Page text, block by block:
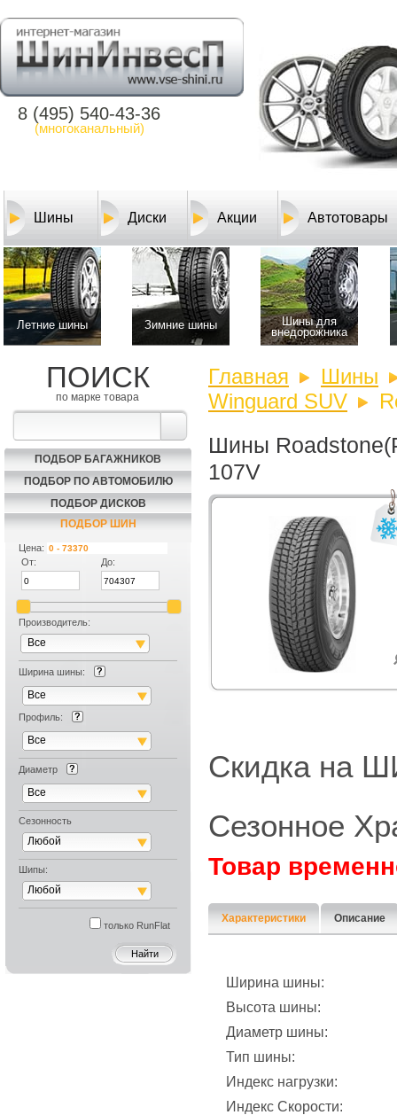
8 (495) 540-43-36
(многоканальный)
Шины Диски Акции Автотовары
Летние шины Зимние шины
Шины для
внедорожника
ПОИСК
по марке товара
ПОДБОР БАГАЖНИКОВ
ПОДБОР ПО АВТОМОБИЛЮ
ПОДБОР ДИСКОВ
ПОДБОР ШИН
Цена:
От:
До:
Производитель:
Все
Ширина шины:
Все
Профиль:
Все
Диаметр
Все
Сезонность
Любой
Шипы:
Любой
только RunFlat
Главная
Шины
Winguard SUV
Шины
107V
Скидка на
Сезонное
Товар
Характеристики Описание
Ширина шины:
Высота шины:
Диаметр шины:
Тип шины:
Индекс нагрузки:
Индекс Скорости: